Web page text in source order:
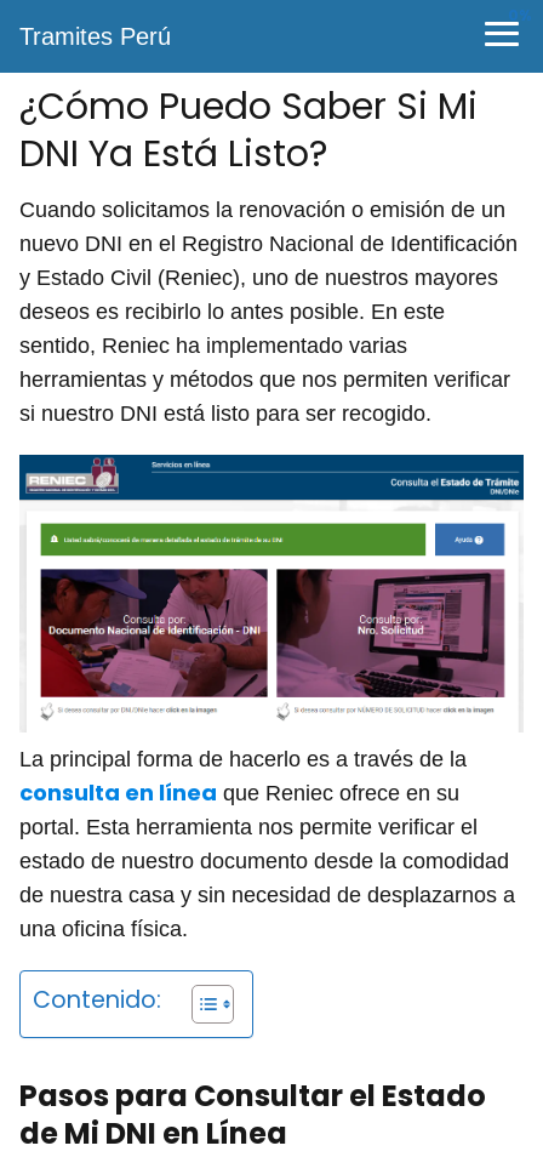
0%
Tramites Perú
¿Cómo Puedo Saber Si Mi
DNI Ya Está Listo?
Cuando solicitamos la renovación o emisión de un
nuevo DNI en el Registro Nacional de Identificación
y Estado Civil (Reniec), uno de nuestros mayores
deseos es recibirlo lo antes posible. En este
sentido, Reniec ha implementado varias
herramientas y métodos que nos permiten verificar
si nuestro DNI está listo para ser recogido.
La principal forma de hacerlo es a través de la
consulta en línea que Reniec ofrece en su
portal. Esta herramienta nos permite verificar el
estado de nuestro documento desde la comodidad
de nuestra casa y sin necesidad de desplazarnos a
una oficina física.
Contenido:
Pasos para Consultar el Estado
de Mi DNI en Línea